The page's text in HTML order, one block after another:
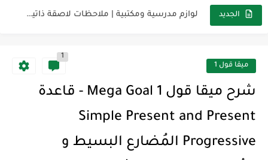
الجديد لوازم مدرسية ومكتبية | ملاحظات لاصقة ذاتية على شكل قلب...
ميقا قول 1
1
شرح ميقا قول 1 Mega Goal - قاعدة
Simple Present and Present
Progressive المُضارع البسيط و